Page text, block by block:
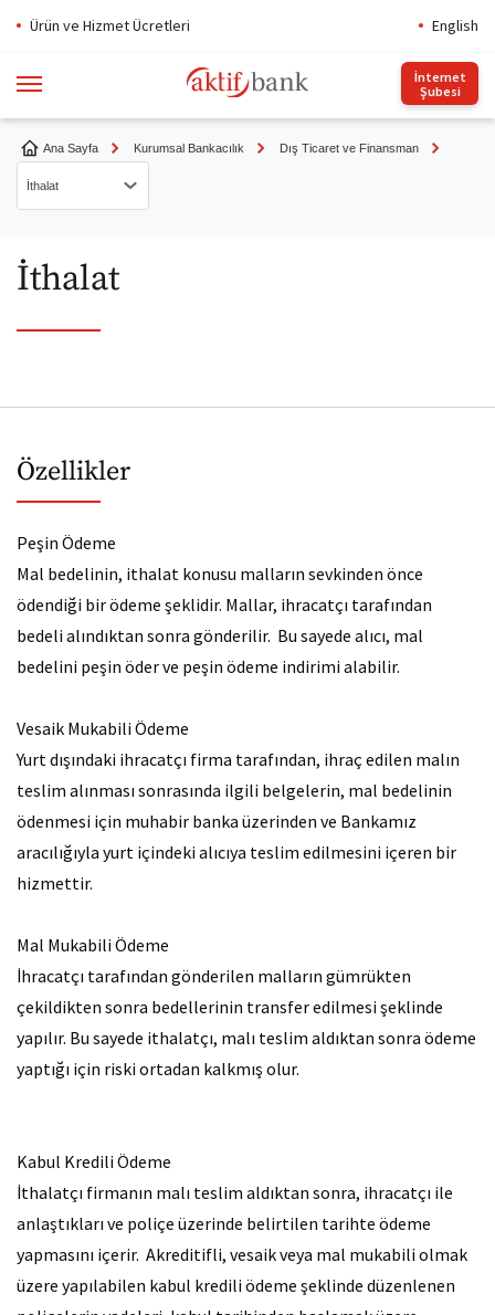
Ürün ve Hizmet Ücretleri English
İnternet
Şubesi
Ana Sayfa Kurumsal Bankacılık Dış Ticaret ve Finansman
İthalat
Peşin İhracat
Ülke Kredileri
Prefinansman Kredileri
Döviz Transferleri
İthalat
Özellikler
Peşin Ödeme
Mal bedelinin, ithalat konusu malların sevkinden önce
ödendiği bir ödeme şeklidir. Mallar, ihracatçı tarafından
bedeli alındıktan sonra gönderilir. Bu sayede alıcı, mal
bedelini peşin öder ve peşin ödeme indirimi alabilir.
Vesaik Mukabili Ödeme
Yurt dışındaki ihracatçı firma tarafından, ihraç edilen malın
teslim alınması sonrasında ilgili belgelerin, mal bedelinin
ödenmesi için muhabir banka üzerinden ve Bankamız
aracılığıyla yurt içindeki alıcıya teslim edilmesini içeren bir
hizmettir.
Mal Mukabili Ödeme
İhracatçı tarafından gönderilen malların gümrükten
çekildikten sonra bedellerinin transfer edilmesi şeklinde
yapılır. Bu sayede ithalatçı, malı teslim aldıktan sonra ödeme
yaptığı için riski ortadan kalkmış olur.
Kabul Kredili Ödeme
İthalatçı firmanın malı teslim aldıktan sonra, ihracatçı ile
anlaştıkları ve poliçe üzerinde belirtilen tarihte ödeme
yapmasını içerir. Akreditifli, vesaik veya mal mukabili olmak
üzere yapılabilen kabul kredili ödeme şeklinde düzenlenen